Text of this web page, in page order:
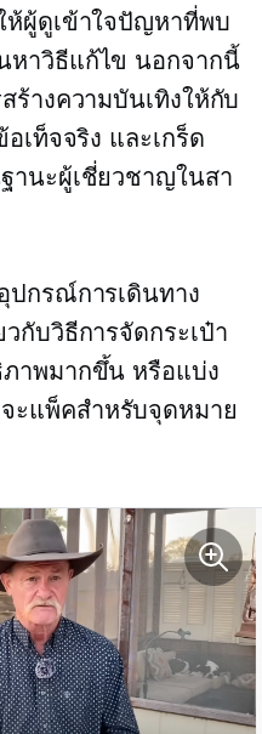
ห้ผู้ดูเข้าใจปัญหาที่พบ
าวิธีแก้ไข นอกจากนี้
ร้างความบันเทิงให้กับ
เท็จจริง และเกร็ด
านะผู้เชี่ยวชาญในสา
ปกรณ์การเดินทาง
กับวิธีการจัดกระเป๋า
าพมากขึ้น หรือแบ่ง
ะแพ็คสำหรับจุดหมาย